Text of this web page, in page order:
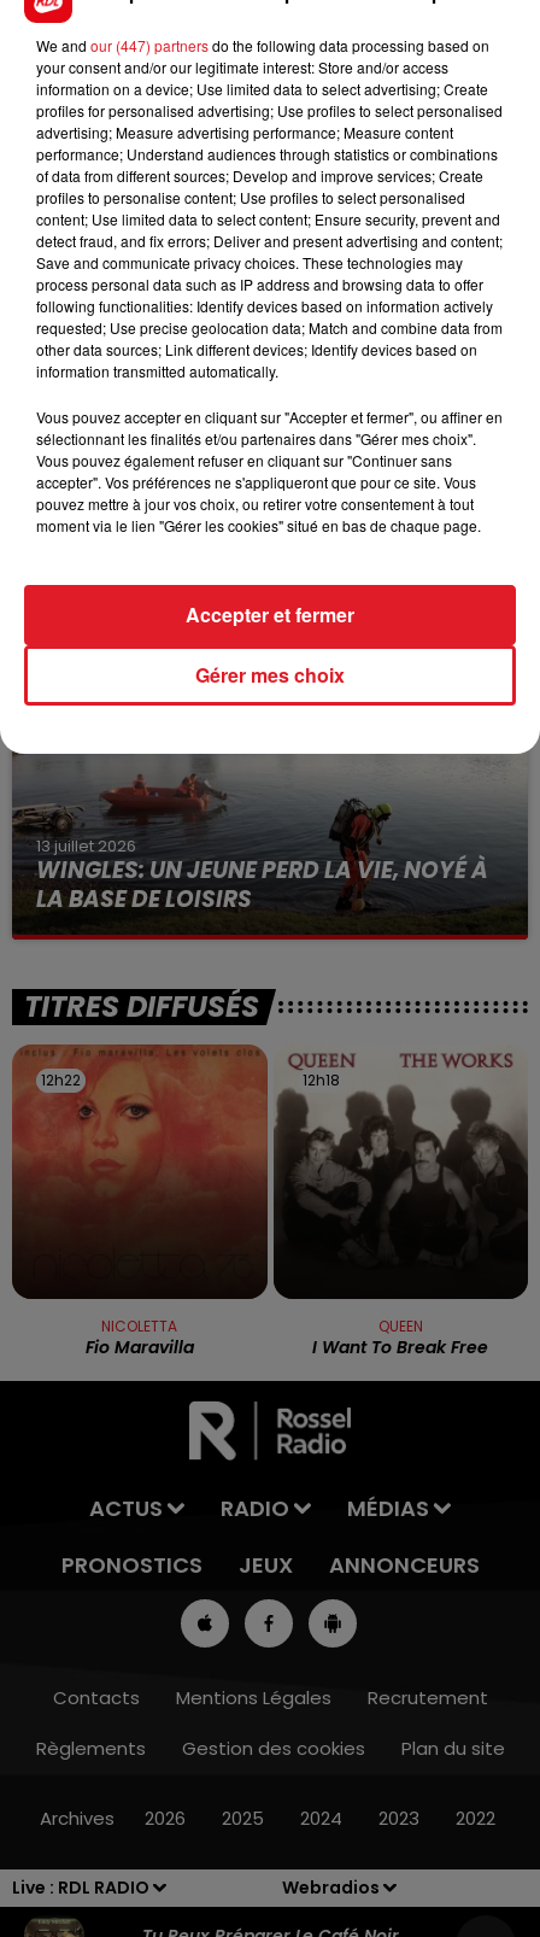
Live : RDL RADIO
Webradios
16h00 - 19h00
du dépôt de cookies que vous avez exprimé. Si
vous souhaitez l'afficher, merci de nous donner
votre accord en cliquant sur le bouton ci-
dessous.
Afficher l'élément
FIL D'ACTUS
VOLONTAIRE EN COURS, APRÈS LA...
Selon les premiers éléments, le logement servait
à des prostituées
13 juillet 2026
WINGLES: UN JEUNE PERD LA VIE, NOYÉ À
LA BASE DE LOISIRS
La victime a coulé à pic
TITRES DIFFUSÉS
12h22
12h22
NICOLETTA
Fio Maravilla
12h18
12h18
QUEEN
I Want To Break Free
ACTUS RADIO
MÉDIAS
PRONOSTICS
JEUX ANNONCEURS
Contacts Mentions Légales
Recrutement
Règlements
Gestion des cookies Plan du site
Archives 2026 2025 2024 2023 2022
We and our (447) partnersdo the following data processing based on
your consent and/or our legitimate interest: Store and/or access
information on a device; Use limited data to select advertising; Create
profiles for personalised advertising; Use profiles to select personalised
advertising; Measure advertising performance; Measure content
performance; Understand audiences through statistics or combinations
of data from different sources; Develop and improve services; Create
profiles to personalise content; Use profiles to select personalised
content; Use limited data to select content; Ensure security, prevent and
detect fraud, and fix errors; Deliver and present advertising and content;
Save and communicate privacy choices. These technologies may
process personal data such as IP address and browsing data to offer
following functionalities: Identify devices based on information actively
requested; Use precise geolocation data; Match and combine data from
other data sources; Link different devices; Identify devices based on
information transmitted automatically.
Vous pouvez accepter en cliquant sur "Accepter et fermer", ou affiner en
sélectionnant les finalités et/ou partenaires dans "Gérer mes choix".
Vous pouvez également refuser en cliquant sur "Continuer sans
accepter". Vos préférences ne s'appliqueront que pour ce site. Vous
pouvez mettre à jour vos choix, ou retirer votre consentement à tout
moment via le lien "Gérer les cookies" situé en bas de chaque page.
Gérer mes choix
Accepter et fermer